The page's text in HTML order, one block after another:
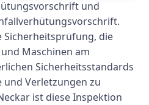
und
Sicherheitsprüfung, die
Maschinen am
Sicherheitsstandards
Verletzungen zu
ist diese Inspektion